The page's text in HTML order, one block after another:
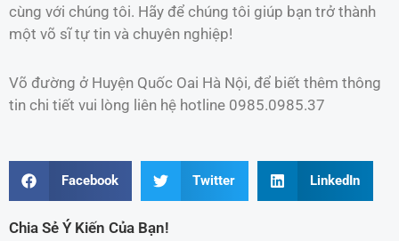
cùng với chúng tôi. Hãy để chúng tôi giúp bạn trở thành
một võ sĩ tự tin và chuyên nghiệp!
Võ đường ở Huyện Quốc Oai Hà Nội, để biết thêm thông
tin chi tiết vui lòng liên hệ hotline 0985.0985.37
Facebook Twitter LinkedIn
Chia Sẻ Ý Kiến Của Bạn!